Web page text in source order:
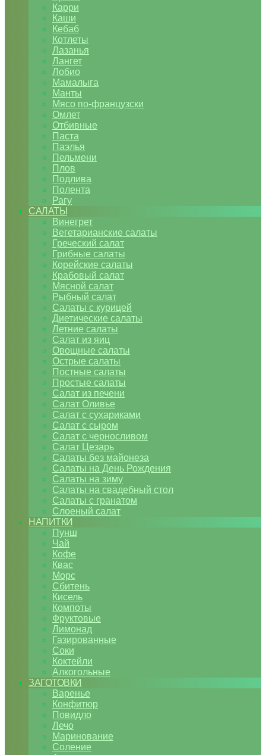
Карри
Каши
Кебаб
Котлеты
Лазанья
Лангет
Лобио
Мамалыга
Манты
Мясо по-французски
Омлет
Отбивные
Паста
Паэлья
Пельмени
Плов
Подлива
Полента
Рагу
САЛАТЫ
Винегрет
Вегетарианские салаты
Греческий салат
Грибные салаты
Корейские салаты
Крабовый салат
Мясной салат
Рыбный салат
Салаты с курицей
Диетические салаты
Летние салаты
Салат из яиц
Овощные салаты
Острые салаты
Постные салаты
Простые салаты
Салат из печени
Салат Оливье
Салат с сухариками
Салат с сыром
Салат с черносливом
Салат Цезарь
Салаты без майонеза
Салаты на День Рождения
Салаты на зиму
Салаты на свадебный стол
Салаты с гранатом
Слоеный салат
НАПИТКИ
Пунш
Чай
Кофе
Квас
Морс
Сбитень
Кисель
Компоты
Фруктовые
Лимонад
Газированные
Соки
Коктейли
Алкогольные
ЗАГОТОВКИ
Варенье
Конфитюр
Повидло
Лечо
Маринование
Соление